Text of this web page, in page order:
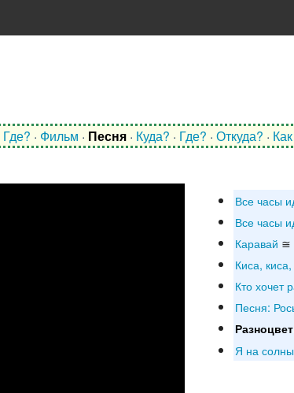
Где? · Фильм · Песня· Куда? · Где? · Откуда? ·
Все часы
Все часы
Каравай ≅
Киса,
Кто хочет
Песня:
Я на